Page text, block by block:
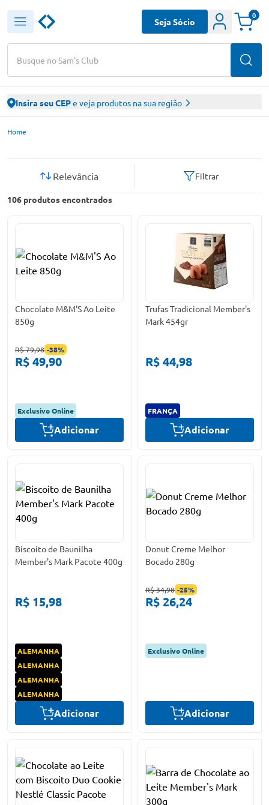
Busque no Sam's Club
Seja Sócio
0
Insira seu CEPe veja produtos na sua região
Sam’s Club – Faça suas compras online
Home
106 produtos encontrados
Relevância Filtrar
Chocolate M&M'S Ao Leite
850g
R$ 79,98 -38%
R$ 49,90
Exclusivo Online
Adicionar
Trufas Tradicional Member's
Mark 454gr
R$ 44,98
FRANÇA
Adicionar
Biscoito de Baunilha
Member's Mark Pacote 400g
R$ 15,98
ALEMANHA
ALEMANHA
ALEMANHA
ALEMANHA
Adicionar
Donut Creme Melhor
Bocado 280g
R$ 34,98 -25%
R$ 26,24
Exclusivo Online
Adicionar